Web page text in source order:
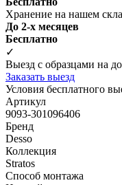
Хранение на нашем
До 2-х месяцев
Бесплатно
✓
Выезд с образцами на
Заказать выезд
Условия бесплатного
Артикул
9093-301096406
Бренд
Desso
Коллекция
Stratos
Способ монтажа